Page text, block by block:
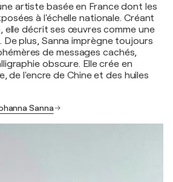
artiste basée en France dont les
à l'échelle nationale. Créant
elle décrit ses œuvres comme une
De plus, Sanna imprègne toujours
de messages cachés,
obscure. Elle crée en
de l'encre de Chine et des huiles
Sanna